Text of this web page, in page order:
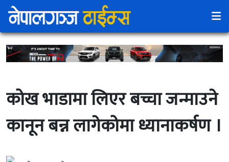
कोख भाडामा लिएर बच्चा जन्माउने
कानून बन्न लागेकोमा ध्यानाकर्षण ।